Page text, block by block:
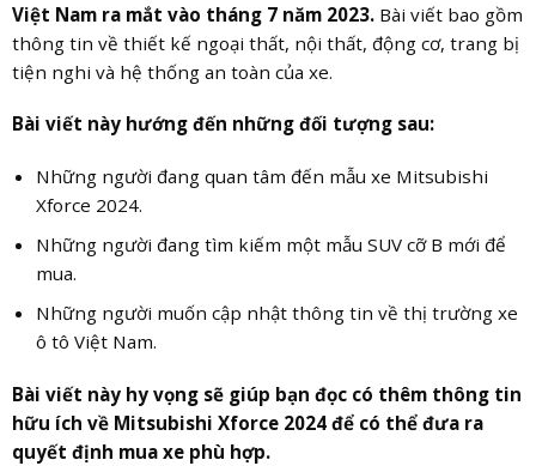
Việt Nam ra mắt vào tháng 7 năm 2023.Bài viết bao gồm
thông tin về thiết kế ngoại thất, nội thất, động cơ, trang bị
tiện nghi và hệ thống an toàn của xe.
Bài viết này hướng đến những đối tượng sau:
Những người đang quan tâm đến mẫu xe Mitsubishi
Xforce 2024.
Những người đang tìm kiếm một mẫu SUV cỡ B mới để
mua.
Những người muốn cập nhật thông tin về thị trường xe
ô tô Việt Nam.
Bài viết này hy vọng sẽ giúp bạn đọc có thêm thông tin
hữu ích về Mitsubishi Xforce 2024 để có thể đưa ra
quyết định mua xe phù hợp.